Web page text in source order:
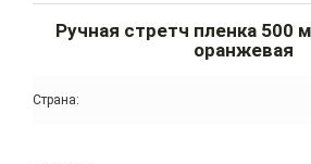
Ручная стретч пленка 500
оранжевая
Страна: